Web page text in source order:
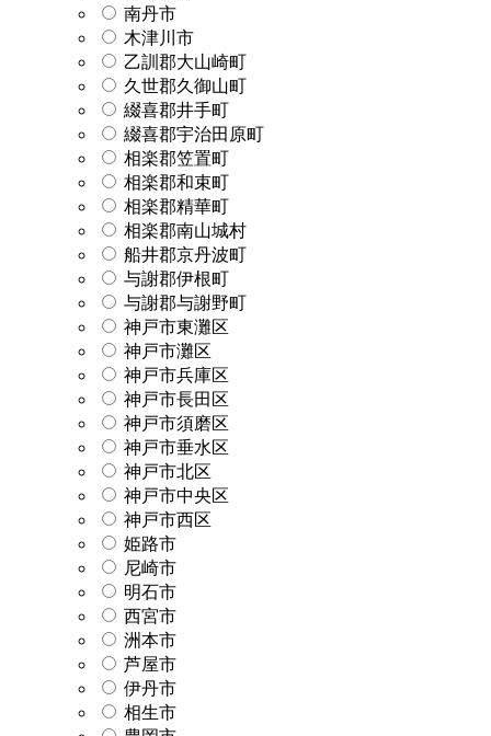
南丹市
木津川市
乙訓郡大山崎町
久世郡久御山町
綴喜郡井手町
綴喜郡宇治田原町
相楽郡笠置町
相楽郡和束町
相楽郡精華町
相楽郡南山城村
船井郡京丹波町
与謝郡伊根町
与謝郡与謝野町
神戸市東灘区
神戸市灘区
神戸市兵庫区
神戸市長田区
神戸市須磨区
神戸市垂水区
神戸市北区
神戸市中央区
神戸市西区
姫路市
尼崎市
明石市
西宮市
洲本市
芦屋市
伊丹市
相生市